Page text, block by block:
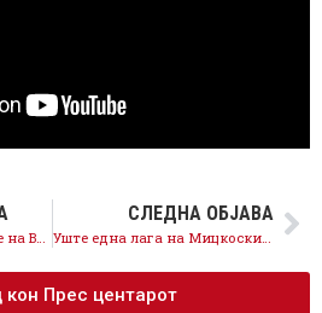
ЗНАМ е како и анкетите на ВМРО – лажни и на копче
СЛЕДНА ОБЈАВА
Уште една лага на Мицкоски за реформите е разобличена- Брисел бара измени на Законот за судски совет
кон Прес центарот